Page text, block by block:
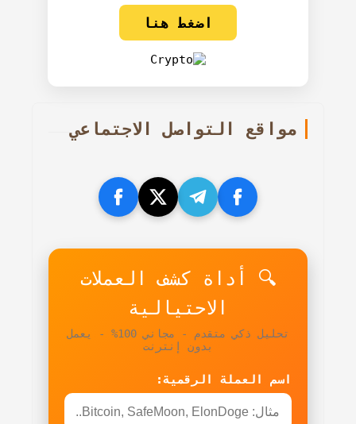
اضغط هنا
مواقع التواصل الاجتماعي
🔍 أداة كشف العملات
الاحتيالية
تحليل ذكي متقدم - مجاني 100% - يعمل
بدون إنترنت
اسم العملة الرقمية: